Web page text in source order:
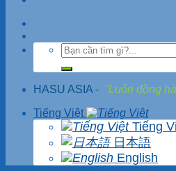
HASU ASIA - "Luôn đồng
Tiếng Việt
Tiếng
日本語
English